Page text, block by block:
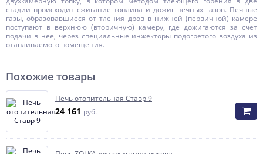
стадии происходит сжигание топлива и дожиг печных газов. Печные
газы, образовавшиеся от тления дров в нижней (первичной) камере
поступают в верхнюю (вторичную) камеру, где дожигаются за счет
подачи в нее, через специальные инжекторы подогретого воздуха из
отапливаемого помещения.
Похожие товары
Печь отопительная Ставр 9
24 161 руб.